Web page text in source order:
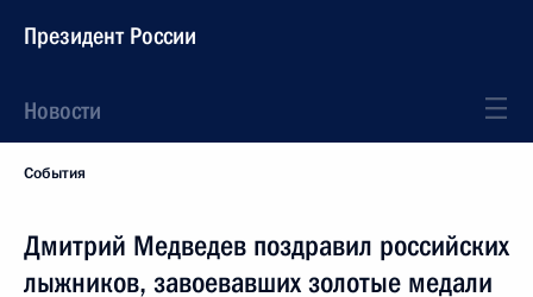
Президент России
Новости
События
Дмитрий Медведев поздравил российских
лыжников, завоевавших золотые медали